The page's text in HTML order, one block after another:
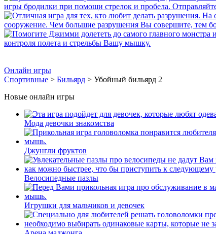
Онлайн игры
Спортивные > Бильярд > Убойный бильярд 2
Новые онлайн игры
Мода девочки знакомства
Джунгли фруктов
Велосипедные пазлы
Игрушки для мальчиков и девочек